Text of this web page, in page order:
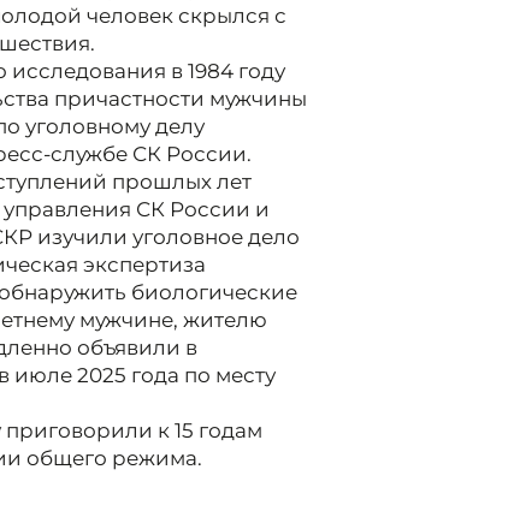
человек скрылся с
в 1984 году
причастности мужчины
уголовному делу
службе СК России.
прошлых лет
СК России и
изучили уголовное дело
экспертиза
биологические
мужчине, жителю
объявили в
июле 2025 года по месту
к 15 годам
общего режима.